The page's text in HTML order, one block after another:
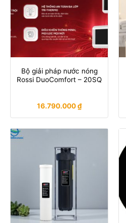
Bộ giải pháp nước nóng
Rossi DuoComfort – 20SQ
16.790.000₫